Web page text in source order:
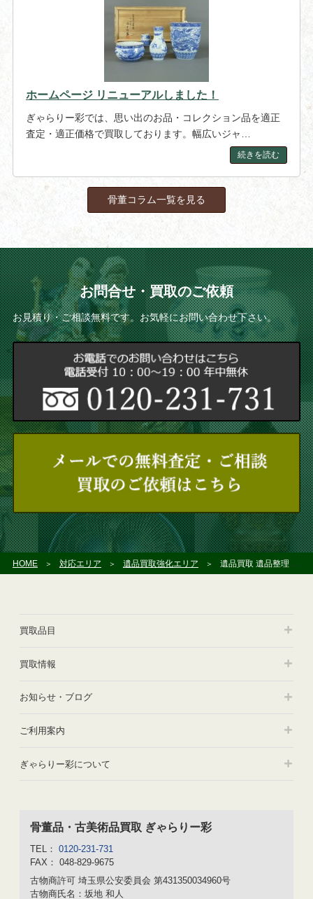
ホームページ リニューアルしました！
ぎゃらりー彩では、思い出のお品・コレクション品を適正
査定・適正価格で買取しております。幅広いジャ…
続きを読む
骨董コラム一覧を見る
お問合せ・買取のご依頼
お見積り・ご相談無料です。お気軽にお問い合わせ下さい。
HOME 対応エリア 遺品買取強化エリア 遺品買取 遺品整理 板橋区
買取品目
買取情報
お知らせ・ブログ
ご利用案内
ぎゃらりー彩について
骨董品・古美術品買取 ぎゃらりー彩
TEL： 0120-231-731
FAX： 048-829-9675
古物商許可 埼玉県公安委員会 第431350034960号
古物商氏名：坂地 和人